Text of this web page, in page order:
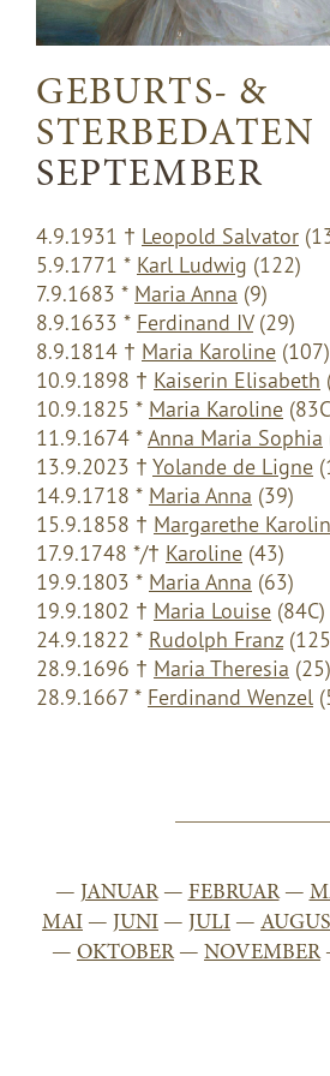
GEBURTS- &
STERBEDATEN
SEPTEMBER
4.9.1931 † Leopold Salvator
5.9.1771 * Karl Ludwig (122)
7.9.1683 * Maria Anna (9)
8.9.1633 * Ferdinand IV(29)
8.9.1814 † Maria Karoline (107)
10.9.1898 † Kaiserin Elisabeth
10.9.1825 * Maria Karoline
11.9.1674 *Anna Maria Sophia
13.9.2023 † Yolande de Ligne
14.9.1718 * Maria Anna (39)
15.9.1858 † Margarethe
17.9.1748 */† Karoline (43)
19.9.1803 * Maria Anna (63)
19.9.1802 † Maria Louise (84C)
24.9.1822 * Rudolph Franz
28.9.1696 † Maria Theresia (25)
28.9.1667 * Ferdinand Wenzel
— JANUAR— FEBRUAR—
MAI — JUNI — JULI —
— OKTOBER— NOVEMBER